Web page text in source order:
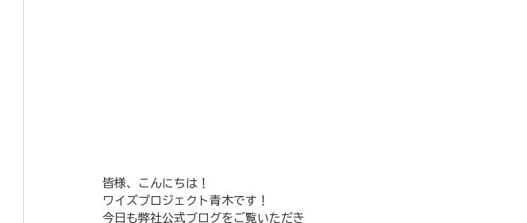
皆様、こんにちは！
ワイズプロジェクト青木です！
今日も弊社公式ブログをご覧いただき